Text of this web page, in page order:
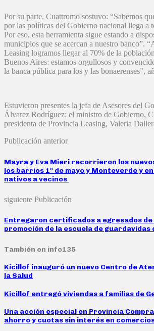
Por su parte, Cuattromo sostuvo: “Sabemos
por las políticas del Gobierno nacional llega a
Por eso, esta herramienta sigue estando a
municipios que se acercan a nuestro banco”.
Leasing logramos llegar al 70% de la
Buenos Aires: estamos orgullosos y
la banca pública para los y las bonaerenses”,
Estuvieron presentes la jefa de Asesores del
Álvarez Rodríguez; el ministro de Gobierno,
presidenta de Provincia Leasing, Valeria
Publicación anterior
Mayra y Eva Mieri recorrieron los
los barrios 1º de mayo y Monteverde y
nativos a vecinos
siguiente Publicación
Entregaron certificados a egresados
promoción de la escuela de guardavidas
También en info135
Kicillof inauguró un nuevo Centro de
la Salud
Kicillof entregó viviendas a familias de
Una acción especial en Provincia
ahorro y cuotas sin interés en